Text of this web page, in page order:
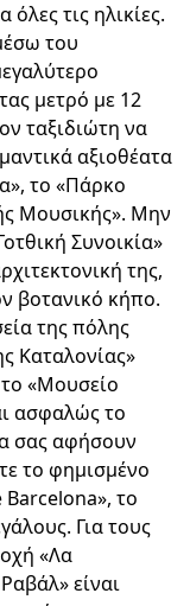
τις ηλικίες.
του
μετρό με 12
ταξιδιώτη να
αξιοθέατα
το «Πάρκο
Μουσικής». Μην
Συνοικία»
της,
βοτανικό κήπο.
της πόλης
Καταλονίας»
«Μουσείο
ασφαλώς το
σας αφήσουν
το φημισμένο
το
Για τους
«Λα
είναι